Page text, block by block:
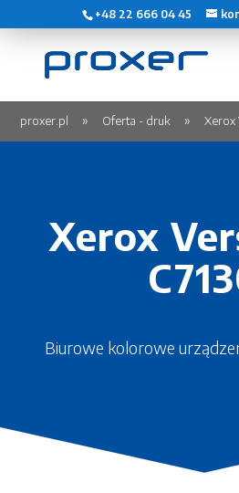
+48 22 666 04 45
proxer.pl Oferta - druk Xerox
Xerox
Biurowe kolorowe